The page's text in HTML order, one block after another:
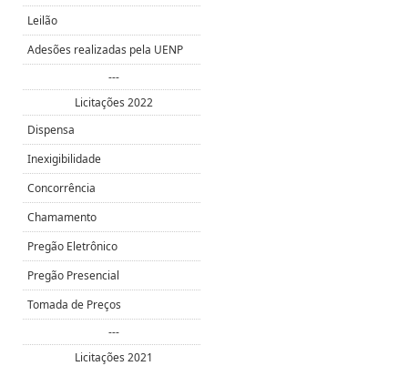
Leilão
Adesões realizadas pela UENP
---
Licitações 2022
Dispensa
Inexigibilidade
Concorrência
Chamamento
Pregão Eletrônico
Pregão Presencial
Tomada de Preços
---
Licitações 2021